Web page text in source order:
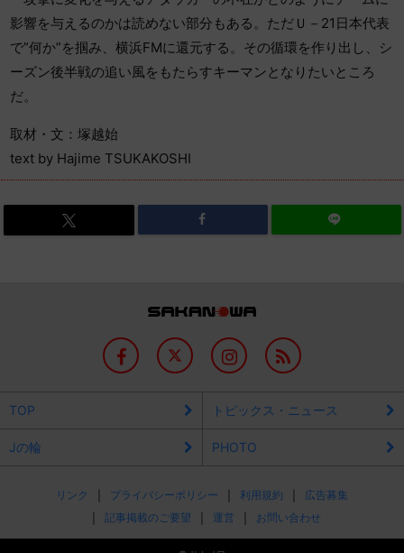
影響を与えるのかは読めない部分もある。ただＵ－21日本代表
で”何か”を掴み、横浜FMに還元する。その循環を作り出し、シ
ーズン後半戦の追い風をもたらすキーマンとなりたいところ
だ。
取材・文：塚越始
text by Hajime TSUKAKOSHI
TOP トピックス・ニュース
Jの輪 PHOTO
リンク プライバシーポリシー 利用規約
広告募集
記事掲載のご要望
運営 お問い合わせ